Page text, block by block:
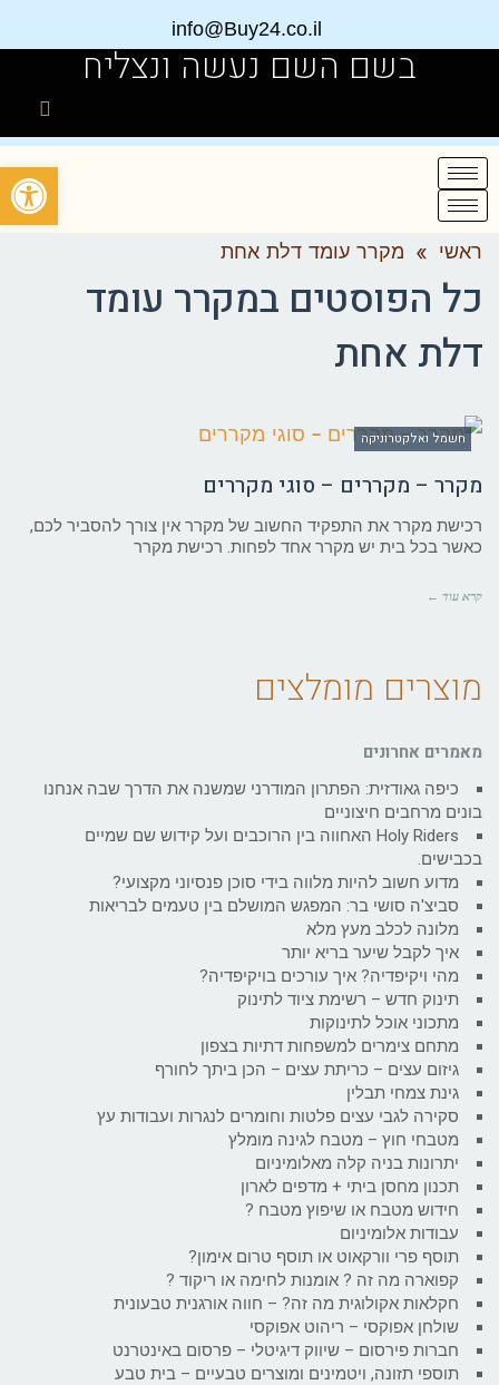
info@Buy24.co.il
בשם השם נעשה ונצליח
ראשי » מקרר עומד דלת אחת
כל הפוסטים במקרר עומד
דלת אחת
חשמל ואלקטרוניקה
מקרר – מקררים – סוגי מקררים
רכישת מקרר את התפקיד החשוב של מקרר אין צורך להסביר לכם,
כאשר בכל בית יש מקרר אחד לפחות. רכישת מקרר
קרא עוד ←
מוצרים מומלצים
מאמרים אחרונים
כיפה גאודזית: הפתרון המודרני שמשנה את הדרך שבה אנחנו
בונים מרחבים חיצוניים
Holy Riders האחווה בין הרוכבים ועל קידוש שם שמיים
בכבישים.
מדוע חשוב להיות מלווה בידי סוכן פנסיוני מקצועי?
סביצ'ה סושי בר: המפגש המושלם בין טעמים לבריאות
מלונה לכלב מעץ מלא
איך לקבל שיער בריא יותר
מהי ויקיפדיה? איך עורכים בויקיפדיה?
תינוק חדש – רשימת ציוד לתינוק
מתכוני אוכל לתינוקות
מתחם צימרים למשפחות דתיות בצפון
גיזום עצים – כריתת עצים – הכן ביתך לחורף
גינת צמחי תבלין
סקירה לגבי עצים פלטות וחומרים לנגרות ועבודות עץ
מטבחי חוץ – מטבח לגינה מומלץ
יתרונות בניה קלה מאלומיניום
תכנון מחסן ביתי + מדפים לארון
חידוש מטבח או שיפוץ מטבח ?
עבודות אלומיניום
תוסף פרי וורקאוט או תוסף טרום אימון?
קפוארה מה זה ? אומנות לחימה או ריקוד ?
חקלאות אקולוגית מה זה? – חווה אורגנית טבעונית
שולחן אפוקסי – ריהוט אפוקסי
חברות פירסום – שיווק דיגיטלי – פרסום באינטרנט
תוספי תזונה, ויטמינים ומוצרים טבעיים – בית טבע